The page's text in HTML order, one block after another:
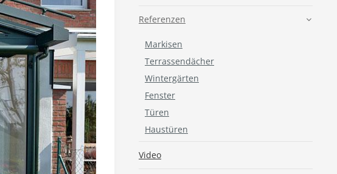
Referenzen
Markisen
Terrassendächer
Wintergärten
Fenster
Türen
Haustüren
Video